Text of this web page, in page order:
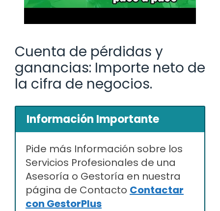
Cuenta de pérdidas y
ganancias: Importe neto de
la cifra de negocios.
Información Importante
Pide más Información sobre los
Servicios Profesionales de una
Asesoría o Gestoría en nuestra
página de Contacto Contactar
con GestorPlus